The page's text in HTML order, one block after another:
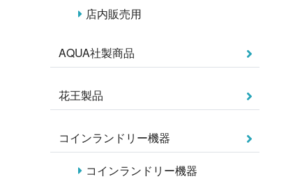
店内販売用
AQUA社製商品
花王製品
コインランドリー機器
コインランドリー機器